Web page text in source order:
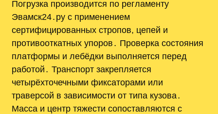
Погрузка производится по регламенту
Эвамск24․ру с применением
сертифицированных стропов, цепей и
противооткатных упоров․ Проверка состояния
платформы и лебёдки выполняется перед
работой․ Транспорт закрепляется
четырёхточечными фиксаторами или
траверсой в зависимости от типа кузова․
Масса и центр тяжести сопоставляются с